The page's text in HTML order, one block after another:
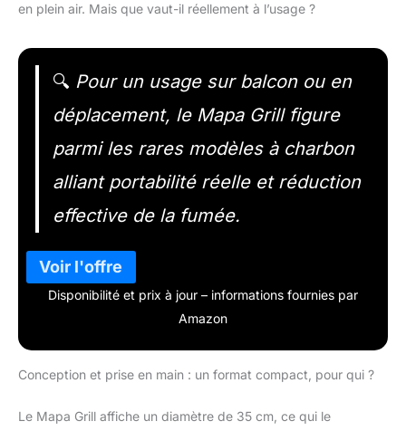
en plein air. Mais que vaut-il réellement à l’usage ?
🔍 Pour un usage sur balcon ou en
déplacement, le Mapa Grill figure
parmi les rares modèles à charbon
alliant portabilité réelle et réduction
effective de la fumée.
Disponibilité et prix à jour – informations fournies par
Amazon
Conception et prise en main : un format compact, pour qui ?
Le Mapa Grill affiche un diamètre de 35 cm, ce qui le